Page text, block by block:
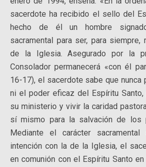
sacerdote ha recibido el sello del
hecho de él un hombre
sacramental para ser, para
de la Iglesia. Asegurado por la
Consolador permanecerá «con él
16-17), el sacerdote sabe que nunca
ni el poder eficaz del Espíritu Santo,
su ministerio y vivir la caridad
sí mismo para la salvación de los
Mediante el carácter
intención con la de la Iglesia, el
en comunión con el Espíritu Santo